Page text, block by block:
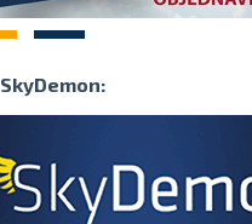
2
SkyDemon: